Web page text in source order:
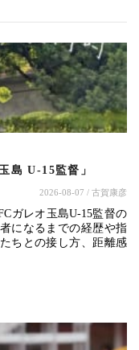
島 U-15監督」
2026-08-07 / 古賀康彦
ガレオ玉島U-15監督の
になるまでの経歴や指
ちとの接し方、距離感